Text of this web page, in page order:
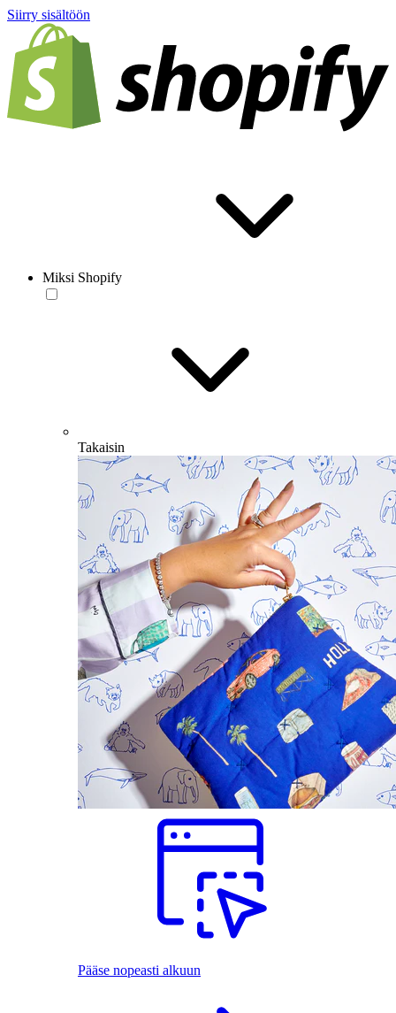
Siirry sisältöön
Miksi Shopify
Takaisin
Pääse nopeasti alkuun